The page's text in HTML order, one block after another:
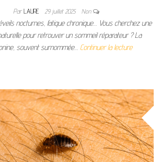
ParLAURE 29 juillet 2025 Non
nocturnes, fatigue chronique… Vous cherchez une
pour retrouver un sommeil réparateur ? La
souvent surnommée… Continuer la lecture